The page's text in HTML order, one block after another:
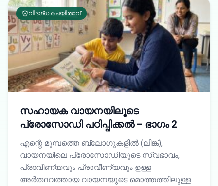
വിദഗ്ധ രചയിതാവ്
സഹായക വായനയിലൂടെ
പ്രോസോഡി പഠിപ്പിക്കൽ – ഭാഗം 2
എന്റെ മുമ്പത്തെ ബ്ലോഗുകളിൽ (ലിങ്ക്),
വായനയിലെ പ്രോസോഡിയുടെ സ്വഭാവം,
പ്രാവീണ്യവും പ്രാവീണ്യവും ഉള്ള
അർത്ഥവത്തായ വായനയുടെ മൊത്തത്തിലുള്ള